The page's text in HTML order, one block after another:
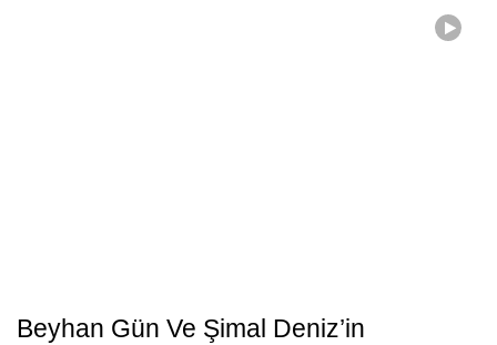
Beyhan Gün Ve Şimal Deniz’in